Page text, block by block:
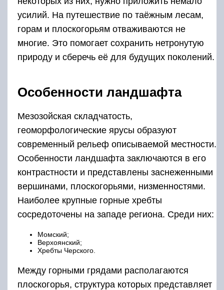
усилий. На путешествие по таёжным лесам,
горам и плоскогорьям отваживаются не
многие. Это помогает сохранить нетронутую
природу и сберечь её для будущих поколений.
Особенности ландшафта
Мезозойская складчатость,
геоморфологические ярусы образуют
современный рельеф описываемой местности.
Особенности ландшафта заключаются в его
контрастности и представлены заснеженными
вершинами, плоскогорьями, низменностями.
Наиболее крупные горные хребты
сосредоточены на западе региона. Среди них:
Момский;
Верхоянский;
Хребты Черского.
Между горными грядами располагаются
плоскогорья, структура которых представляет